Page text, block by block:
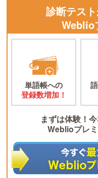
診断テス
Weblio
単語帳への
登録数増加！
まずは体験！
Weblioプレ